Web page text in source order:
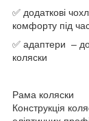
✅ додаткові
комфорту під
✅ адаптери –
коляски
Рама коляски
Конструкція